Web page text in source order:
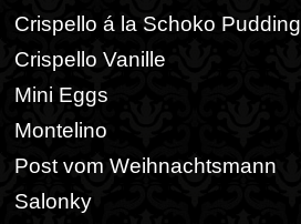
Crispello á la Schoko Pudding
Crispello Vanille
Mini Eggs
Montelino
Post vom Weihnachtsmann
Salonky